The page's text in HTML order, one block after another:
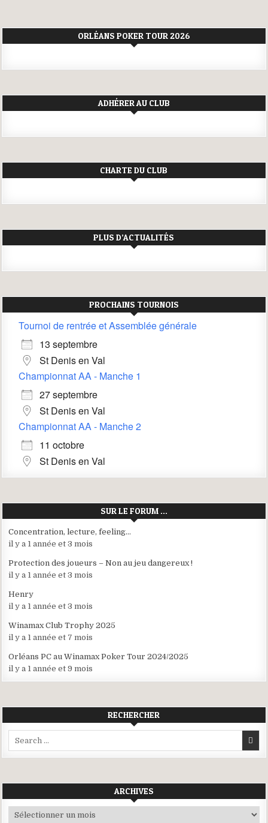
ORLÉANS POKER TOUR 2026
ADHÉRER AU CLUB
CHARTE DU CLUB
PLUS D’ACTUALITÉS
PROCHAINS TOURNOIS
Tournoi de rentrée et Assemblée générale
13 septembre
St Denis en Val
Championnat AA - Manche 1
27 septembre
St Denis en Val
Championnat AA - Manche 2
11 octobre
St Denis en Val
SUR LE FORUM …
Concentration, lecture, feeling…
il y a 1 année et 3 mois
Protection des joueurs – Non au jeu dangereux !
il y a 1 année et 3 mois
Henry
il y a 1 année et 3 mois
Winamax Club Trophy 2025
il y a 1 année et 7 mois
Orléans PC au Winamax Poker Tour 2024/2025
il y a 1 année et 9 mois
RECHERCHER
ARCHIVES
Archives